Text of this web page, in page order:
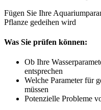
Fügen Sie Ihre
Pflanze gedeihen wird
Was Sie prüfen können:
Ob Ihre
entsprechen
Welche Parameter für
müssen
Potenzielle Probleme